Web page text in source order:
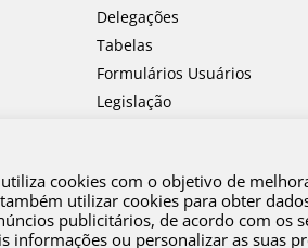
Delegações
Tabelas
Formulários Usuários
Legislação
cookies com o objetivo de
utilizar cookies para obter
publicitários, de acordo com os
informações ou personalizar as suas